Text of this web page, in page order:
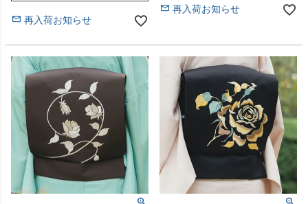
再入荷お知らせ
再入荷お知らせ